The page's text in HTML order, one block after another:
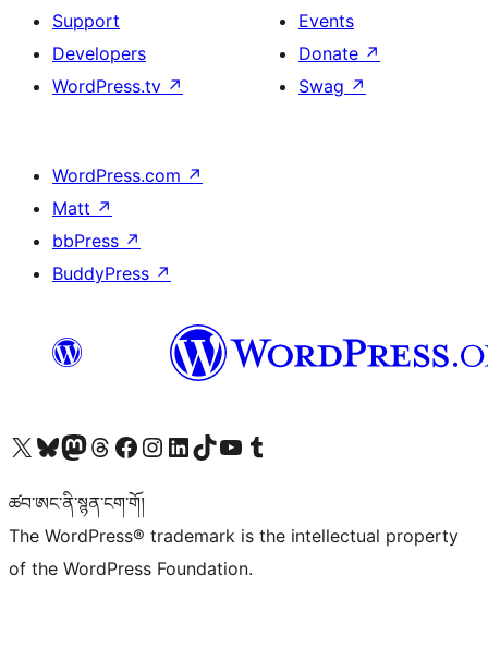
Support
Developers
WordPress.tv ↗
Events
Donate ↗
Swag ↗
WordPress.com ↗
Matt ↗
bbPress ↗
BuddyPress ↗
Visit our X (formerly Twitter) account
Visit our Bluesky account
Visit our Mastodon account
Visit our Threads account
Visit our Facebook page
Visit our Instagram account
Visit our LinkedIn account
Visit our TikTok account
Visit our YouTube channel
Visit our Tumblr account
ཚབ་ཨང་ནི་སྙན་ངག་གོ།
The WordPress® trademark is the intellectual property
of the WordPress Foundation.